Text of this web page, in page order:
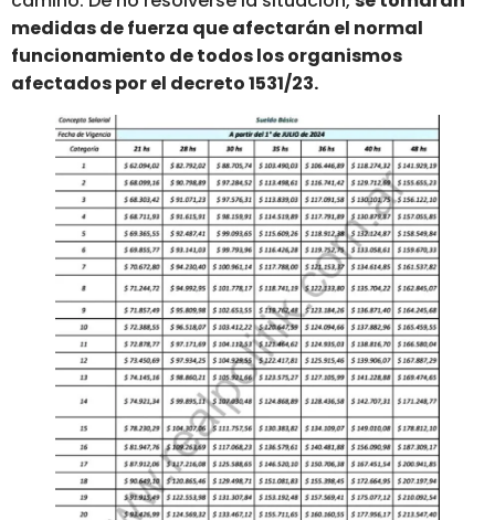
medidas de fuerza que afectarán el normal
funcionamiento de todos los organismos
afectados por el decreto 1531/23.